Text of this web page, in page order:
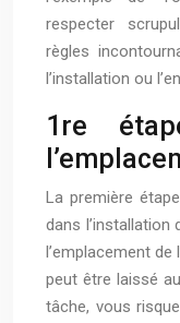
respecter
règles
l’installation ou
1re
La première
dans
l’emplacement de
peut être laissé
tâche, vous